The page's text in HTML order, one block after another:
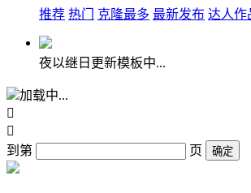
推荐 热门 克隆最多 最新发布 达人作
夜以继日更新模板中...
加载中...


到第
页 确定